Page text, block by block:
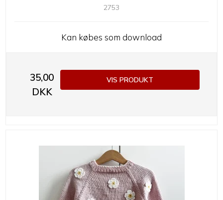
2753
Kan købes som download
35,00
DKK
VIS PRODUKT